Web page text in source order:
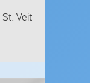
St. Veit